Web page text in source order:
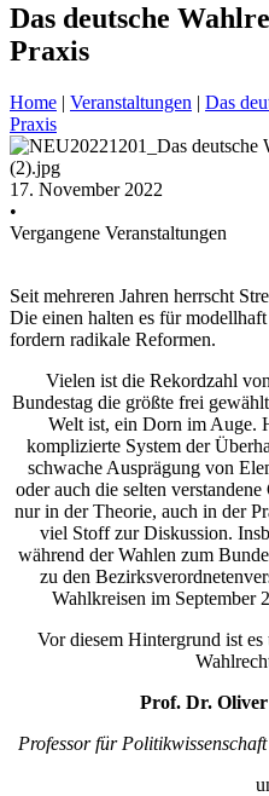
Das deutsche
Praxis
Home | Veranstaltungen | Das
Praxis
17. November 2022
•
Vergangene Veranstaltungen
Seit mehreren Jahren herrscht
Die einen halten es für
fordern radikale Reformen.
Vielen ist die Rekordzahl
Bundestag die größte frei
Welt ist, ein Dorn im Auge.
komplizierte System der
schwache Ausprägung von
oder auch die selten
nur in der Theorie, auch in der
viel Stoff zur Diskussion.
während der Wahlen zum
zu den
Wahlkreisen im September
Vor diesem Hintergrund ist es
Prof. Dr.
Professor für